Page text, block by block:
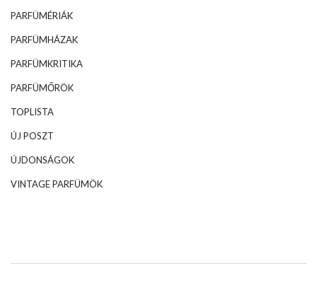
PARFÜMÉRIÁK
PARFÜMHÁZAK
PARFÜMKRITIKA
PARFÜMŐRÖK
TOPLISTA
ÚJ POSZT
ÚJDONSÁGOK
VINTAGE PARFÜMÖK